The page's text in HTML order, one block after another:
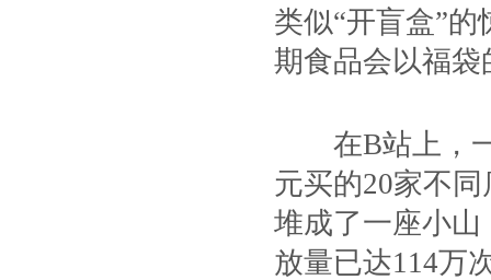
类似“开盲盒”
期食品会以福
在B站上，一
元买的20家不
堆成了一座小山
放量已达114万